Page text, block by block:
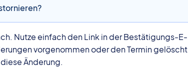
Nutze einfach den Link in der Bestätigungs-E-
vorgenommen oder den Termin gelöscht
Änderung.